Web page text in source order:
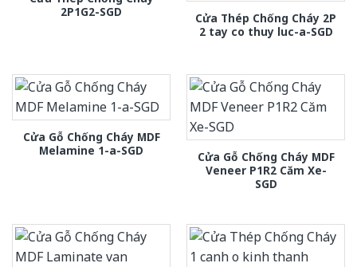
2P1G2-SGD
Cửa Thép Chống Cháy 2P
2 tay co thuy luc-a-SGD
Cửa Gỗ Chống Cháy MDF
Melamine 1-a-SGD
Cửa Gỗ Chống Cháy MDF
Veneer P1R2 Căm Xe-
SGD